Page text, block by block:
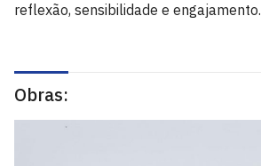
reflexão, sensibilidade e engajamento.
Obras: